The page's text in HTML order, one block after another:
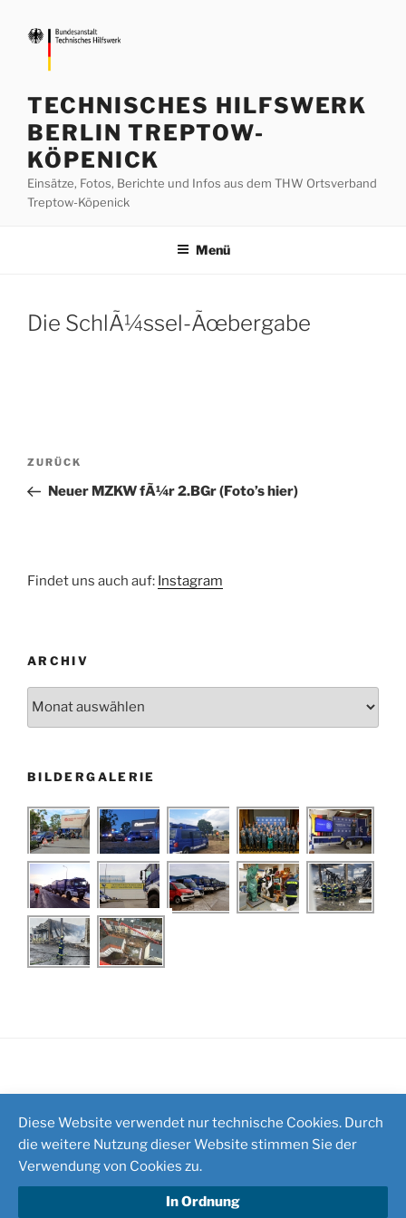
Inhalt
springen
TECHNISCHES HILFSWERK
BERLIN TREPTOW-
KÖPENICK
Einsätze, Fotos, Berichte und Infos aus dem THW Ortsverband
Treptow-Köpenick
Menü
Die SchlÃ¼ssel-Ãœbergabe
Beitragsnavigation
Vorheriger
Beitrag
ZURÜCK
Neuer MZKW fÃ¼r 2.BGr (Foto’s hier)
Findet uns auch auf: Instagram
ARCHIV
BILDERGALERIE
Diese Website verwendet nur technische Cookies. Durch
die weitere Nutzung dieser Website stimmen Sie der
Verwendung von Cookies zu.
In Ordnung